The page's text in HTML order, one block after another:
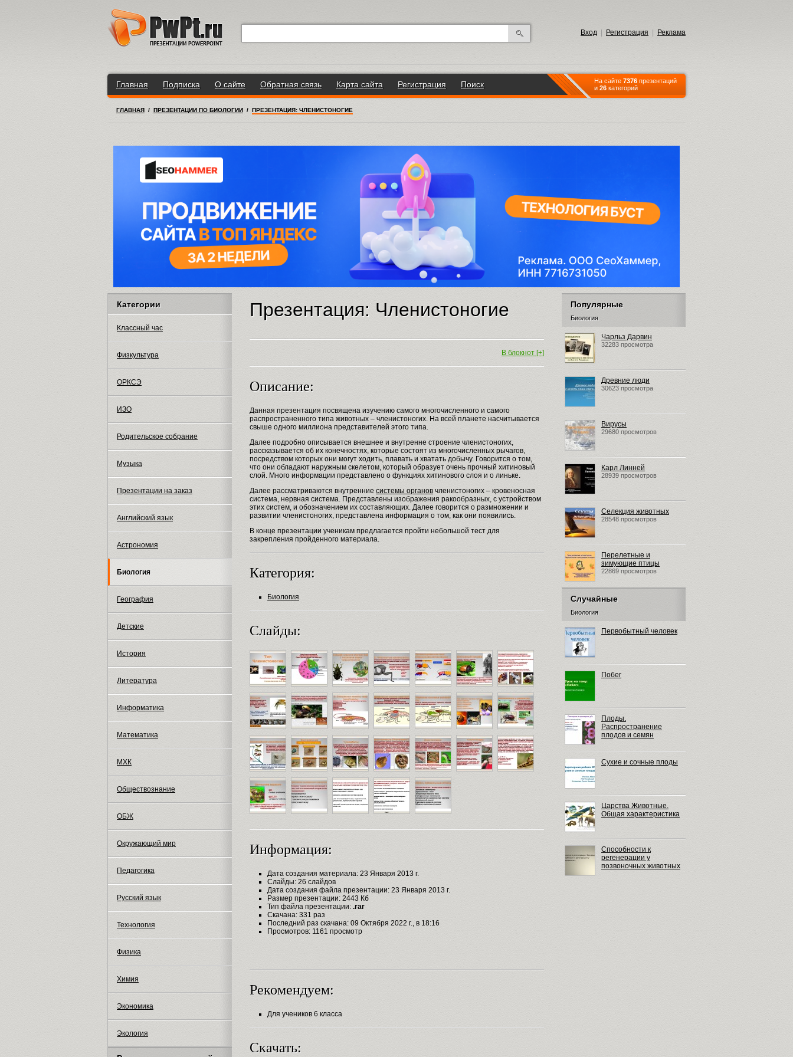
Вход Регистрация Реклама
Главная Подписка О сайте Обратная связь Карта сайта Регистрация Поиск На сайте 7376 презентаций
и 26 категорий
ГЛАВНАЯ / ПРЕЗЕНТАЦИИ ПО БИОЛОГИИ / ПРЕЗЕНТАЦИЯ: ЧЛЕНИСТОНОГИЕ
Категории
Классный час
Физкультура
ОРКСЭ
ИЗО
Родительское собрание
Музыка
Презентации на заказ
Английский язык
Астрономия
Биология
География
Детские
История
Литература
Информатика
Математика
МХК
Обществознание
ОБЖ
Окружающий мир
Педагогика
Русский язык
Технология
Физика
Химия
Экономика
Экология
Презентация: Членистоногие
В блокнот [+]
Описание:
Данная презентация посвящена изучению самого многочисленного и самого
распространенного типа животных – членистоногих. На всей планете насчитывается
свыше одного миллиона представителей этого типа.
Далее подробно описывается внешнее и внутренне строение членистоногих,
рассказывается об их конечностях, которые состоят из многочисленных рычагов,
посредством которых они могут ходить, плавать и хватать добычу. Говорится о том,
что они обладают наружным скелетом, который образует очень прочный хитиновый
слой. Много информации представлено о функциях хитинового слоя и о линьке.
Далее рассматриваются внутренние системы органов членистоногих – кровеносная
система, нервная система. Представлены изображения ракообразных, с устройством
этих систем, и обозначением их составляющих. Далее говорится о размножении и
развитии членистоногих, представлена информация о том, как они появились.
В конце презентации ученикам предлагается пройти небольшой тест для
закрепления пройденного материала.
Категория:
Биология
Слайды:
Информация:
Дата создания материала: 23 Января 2013 г.
Слайды: 26 слайдов
Дата создания файла презентации: 23 Января 2013 г.
Размер презентации: 2443 Кб
Тип файла презентации: .rar
Скачана: 331 раз
Последний раз скачана: 09 Октября 2022 г., в 18:16
Просмотров: 1161 просмотр
Рекомендуем:
Для учеников 6 класса
Скачать:
Популярные
Биология
Чарльз Дарвин
32283 просмотра
Древние люди
30623 просмотра
Вирусы
29680 просмотров
Карл Линней
28939 просмотров
Селекция животных
28548 просмотров
Перелетные и
зимующие птицы
22869 просмотров
Случайные
Биология
Первобытный человек
Побег
Плоды.
Распространение
плодов и семян
Сухие и сочные плоды
Царства Животные.
Общая характеристика
Способности к
регенерации у
позвоночных животных